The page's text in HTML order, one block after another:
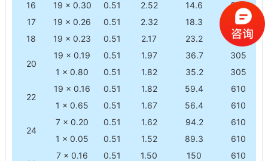
16 19 × 0.30 0.51 2.52 14.6
305
17
19 × 0.26 0.51 2.32 18.3
305
18
19 × 0.23 0.51 2.17 23.2 305
20
19 × 0.19 0.51 1.97 36.7
305
1 × 0.80
0.51 1.82 35.2 305
22
19 × 0.16 0.51 1.82 59.4
610
1 × 0.65
0.51 1.67 56.4 610
24
7 × 0.20 0.51 1.62 94.2
610
1 × 0.05
0.51 1.52 89.3 610
7 × 0.16 0.51 1.50 150
610